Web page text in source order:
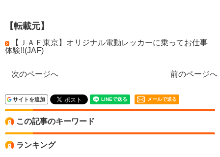
【転載元】
【ＪＡＦ東京】オリジナル電動レッカーに乗ってお仕事
体験!!(JAF)
次のページへ 前のページへ
サイトを追加 メールで送る
この記事のキーワード
ランキング